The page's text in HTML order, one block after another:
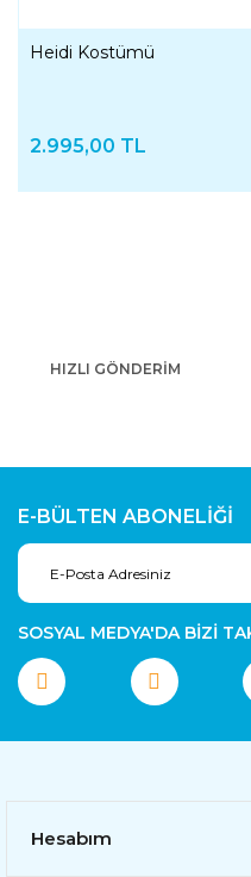
Heidi Kostümü
2.995,00 TL
HIZLI GÖNDERİM
E-BÜLTEN ABONELİĞİ
SOSYAL MEDYA'DA BİZİ
Hesabım